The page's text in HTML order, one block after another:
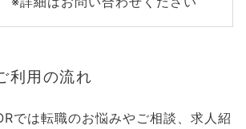
利用の流れ
では転職のお悩みやご相談、求人紹